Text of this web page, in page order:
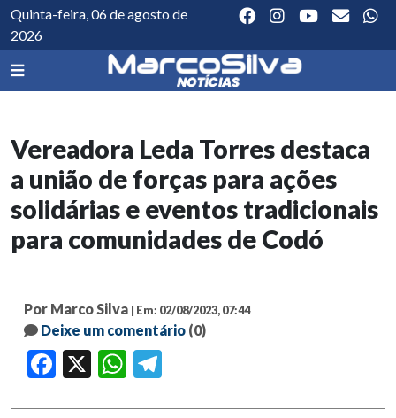
Quinta-feira, 06 de agosto de
2026
Vereadora Leda Torres destaca
a união de forças para ações
solidárias e eventos tradicionais
para comunidades de Codó
Por Marco Silva | Em: 02/08/2023, 07:44
Deixe um comentário (0)
Facebook WhatsApp